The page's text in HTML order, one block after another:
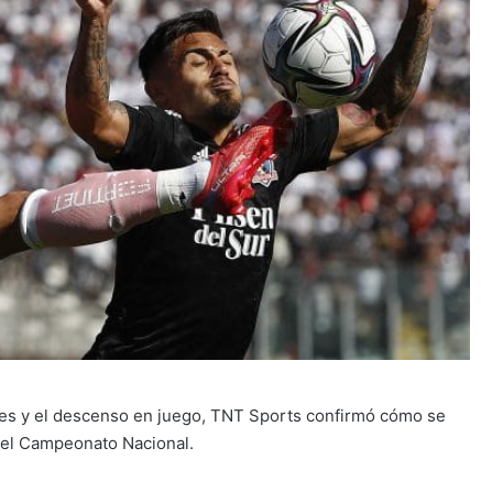
y el descenso en juego, TNT Sports confirmó cómo se
Campeonato Nacional.